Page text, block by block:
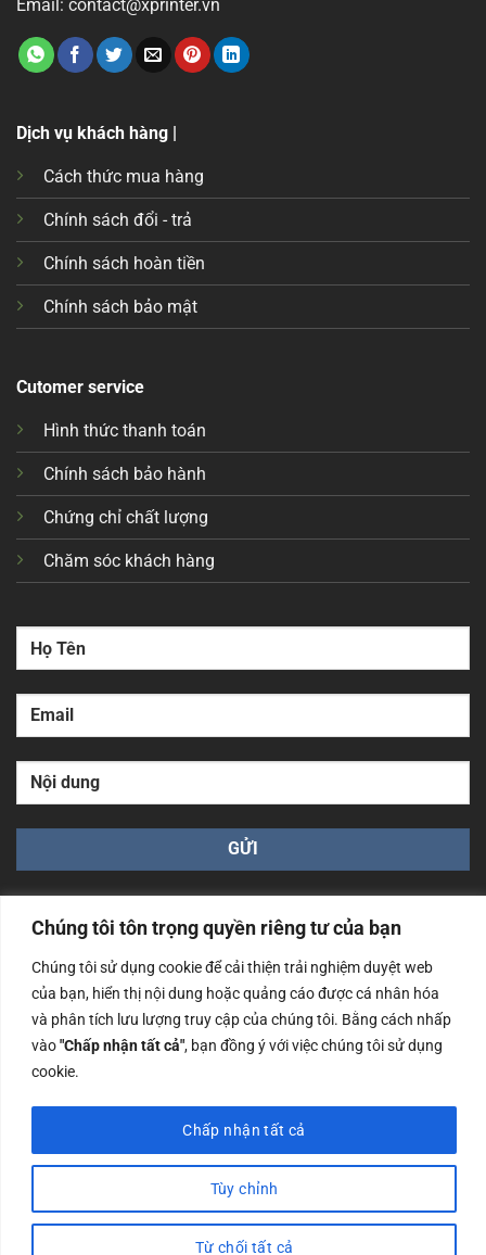
Chúng tôi tôn trọng quyền riêng tư của bạn
Chúng tôi sử dụng cookie để cải thiện trải nghiệm duyệt web
của bạn, hiển thị nội dung hoặc quảng cáo được cá nhân hóa
và phân tích lưu lượng truy cập của chúng tôi. Bằng cách nhấp
vào"Chấp nhận tất cả", bạn đồng ý với việc chúng tôi sử dụng
cookie.
Tùy chỉnh
Từ chối tất cả
Chấp nhận tất cả
Email: contact@xprinter.vn
Dịch vụ khách hàng |
Cách thức mua hàng
Chính sách đổi - trả
Chính sách hoàn tiền
Chính sách bảo mật
Cutomer service
Hình thức thanh toán
Chính sách bảo hành
Chứng chỉ chất lượng
Chăm sóc khách hàng
Công ty TNHH Nam Bình Xương - Số ĐKKD: 0108783483
cấp ngày 14/06/2019 bởi Sở Kế Hoạch và Đầu Tư Tp. Hà
Nội
Copyrights @2023 Nam Binh Xuong. All Rights Reserved